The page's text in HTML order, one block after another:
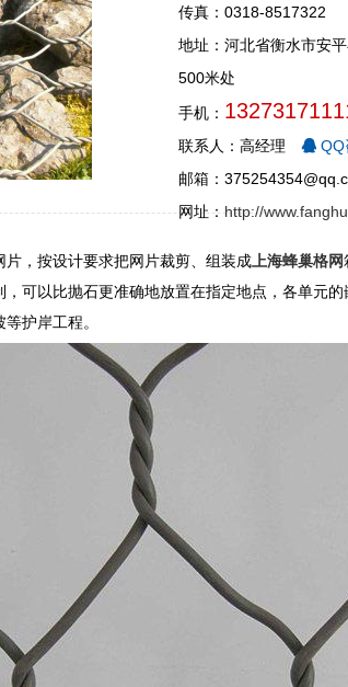
传真：0318-8517322
地址：河北省衡水市安
500米处
手机：
联系人：高经理
QQ
邮箱：
网址：http://
，按设计要求把网片裁剪、组装成上海蜂巢格网
可以比抛石更准确地放置在指定地点，各单元
护岸工程。